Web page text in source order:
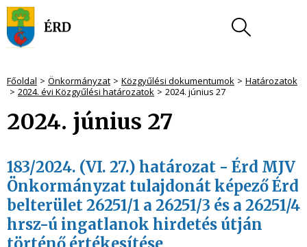
Főoldal Önkormányzat Közgyűlési dokumentumok
Határozatok
2024. évi Közgyűlési határozatok
2024. június 27
2024. június 27
183/2024. (VI. 27.) határozat - Érd MJV
Önkormányzat tulajdonát képező Érd
belterület 26251/1 a 26251/3 és a 26251/4
hrsz-ú ingatlanok hirdetés útján